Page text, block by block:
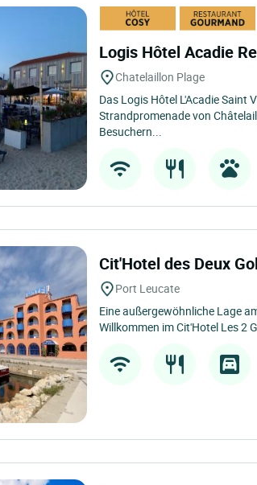
Logis Hôtel Acadie
Chatelaillon Plage
Das Logis Hôtel L'Acadie Saint
Strandpromenade von
Besuchern...
Cit'Hotel des Deux
Port Leucate
Eine außergewöhnliche Lage
Willkommen im Cit'Hotel Les 2